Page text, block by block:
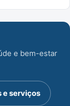
e bem-estar
e serviços